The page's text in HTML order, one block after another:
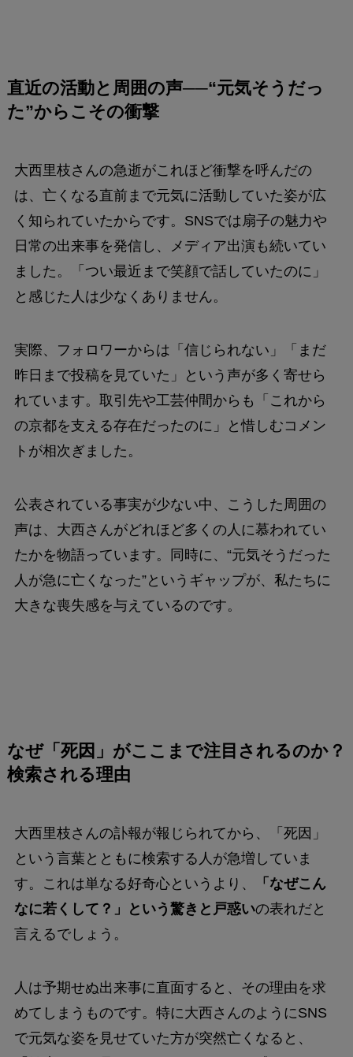
直近の活動と周囲の声──“元気そうだっ
た”からこその衝撃
大西里枝さんの急逝がこれほど衝撃を呼んだの
は、亡くなる直前まで元気に活動していた姿が広
く知られていたからです。SNSでは扇子の魅力や
日常の出来事を発信し、メディア出演も続いてい
ました。「つい最近まで笑顔で話していたのに」
と感じた人は少なくありません。
実際、フォロワーからは「信じられない」「まだ
昨日まで投稿を見ていた」という声が多く寄せら
れています。取引先や工芸仲間からも「これから
の京都を支える存在だったのに」と惜しむコメン
トが相次ぎました。
公表されている事実が少ない中、こうした周囲の
声は、大西さんがどれほど多くの人に慕われてい
たかを物語っています。同時に、“元気そうだった
人が急に亡くなった”というギャップが、私たちに
大きな喪失感を与えているのです。
なぜ「死因」がここまで注目されるのか？
検索される理由
大西里枝さんの訃報が報じられてから、「死因」
という言葉とともに検索する人が急増していま
す。これは単なる好奇心というより、
「なぜこん
なに若くして？」という驚きと戸惑いの表れだと
言えるでしょう。
人は予期せぬ出来事に直面すると、その理由を求
めてしまうものです。特に大西さんのようにSNS
で元気な姿を見せていた方が突然亡くなると、